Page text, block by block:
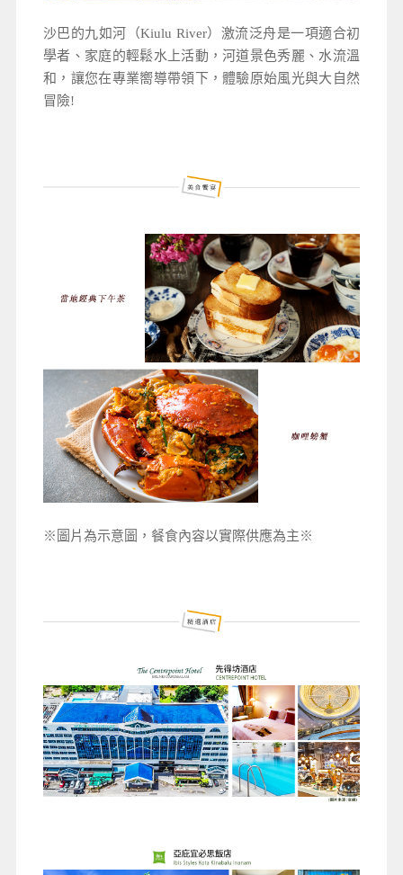
沙巴的九如河（Kiulu River）激流泛舟是一項適合初
學者、家庭的輕鬆水上活動，河道景色秀麗、水流溫
和，讓您在專業嚮導帶領下，體驗原始風光與大自然
冒險!
※圖片為示意圖，餐食內容以實際供應為主※